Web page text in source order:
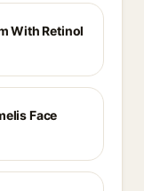
With Retinol
Face